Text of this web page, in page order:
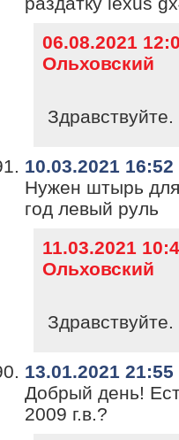
06.08.2021
Ольховский
10.03.2021 16:52
Нужен штырь
год левый руль
11.03.2021
Ольховский
13.01.2021 21:55
Добрый день!
2009 г.в.?